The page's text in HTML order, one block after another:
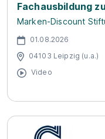
Fachausbildung
Marken-Discount
01.08.2026
04103 Leipzig (u.a.)
Video